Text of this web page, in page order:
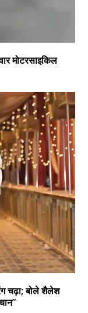
मोटरसाइकिल
चढ़ा; बोले शैलेश